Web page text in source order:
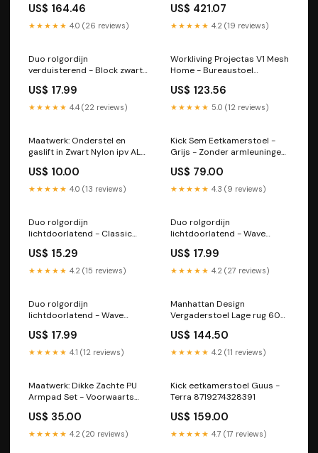
Met Armleggers
scheidingswand
US$ 164.46
★★★★★ 4.0 (26 reviews)
Zit/Sta Bladkleur:Wit blad
US$ 421.07
★★★★★ 4.2 (19 reviews)
Duo rolgordijn
verduisterend - Block zwart
US$ 17.99
★★★★★ 4.4 (22 reviews)
Workliving Projectas V1 Mesh
Home - Bureaustoel
1335 52662
US$ 123.56
★★★★★ 5.0 (12 reviews)
Maatwerk: Onderstel en
gaslift in Zwart Nylon ipv ALU
105115
US$ 10.00
★★★★★ 4.0 (13 reviews)
Kick Sem Eetkamerstoel -
Grijs - Zonder armleuningen
US$ 79.00
★★★★★ 4.3 (9 reviews)
Duo rolgordijn
lichtdoorlatend - Classic
DL II
US$ 15.29
★★★★★ 4.2 (15 reviews)
Duo rolgordijn
lichtdoorlatend - Wave
Title
US$ 17.99
★★★★★ 4.2 (27 reviews)
Duo rolgordijn
lichtdoorlatend - Wave
US$ 17.99
★★★★★ 4.1 (12 reviews)
Manhattan Design
Vergaderstoel Lage rug 600
US$ 144.50
★★★★★ 4.2 (11 reviews)
Maatwerk: Dikke Zachte PU
Armpad Set - Voorwaarts
US$ 35.00
★★★★★ 4.2 (20 reviews)
Kick eetkamerstoel Guus -
Terra 8719274328391
US$ 159.00
★★★★★ 4.7 (17 reviews)